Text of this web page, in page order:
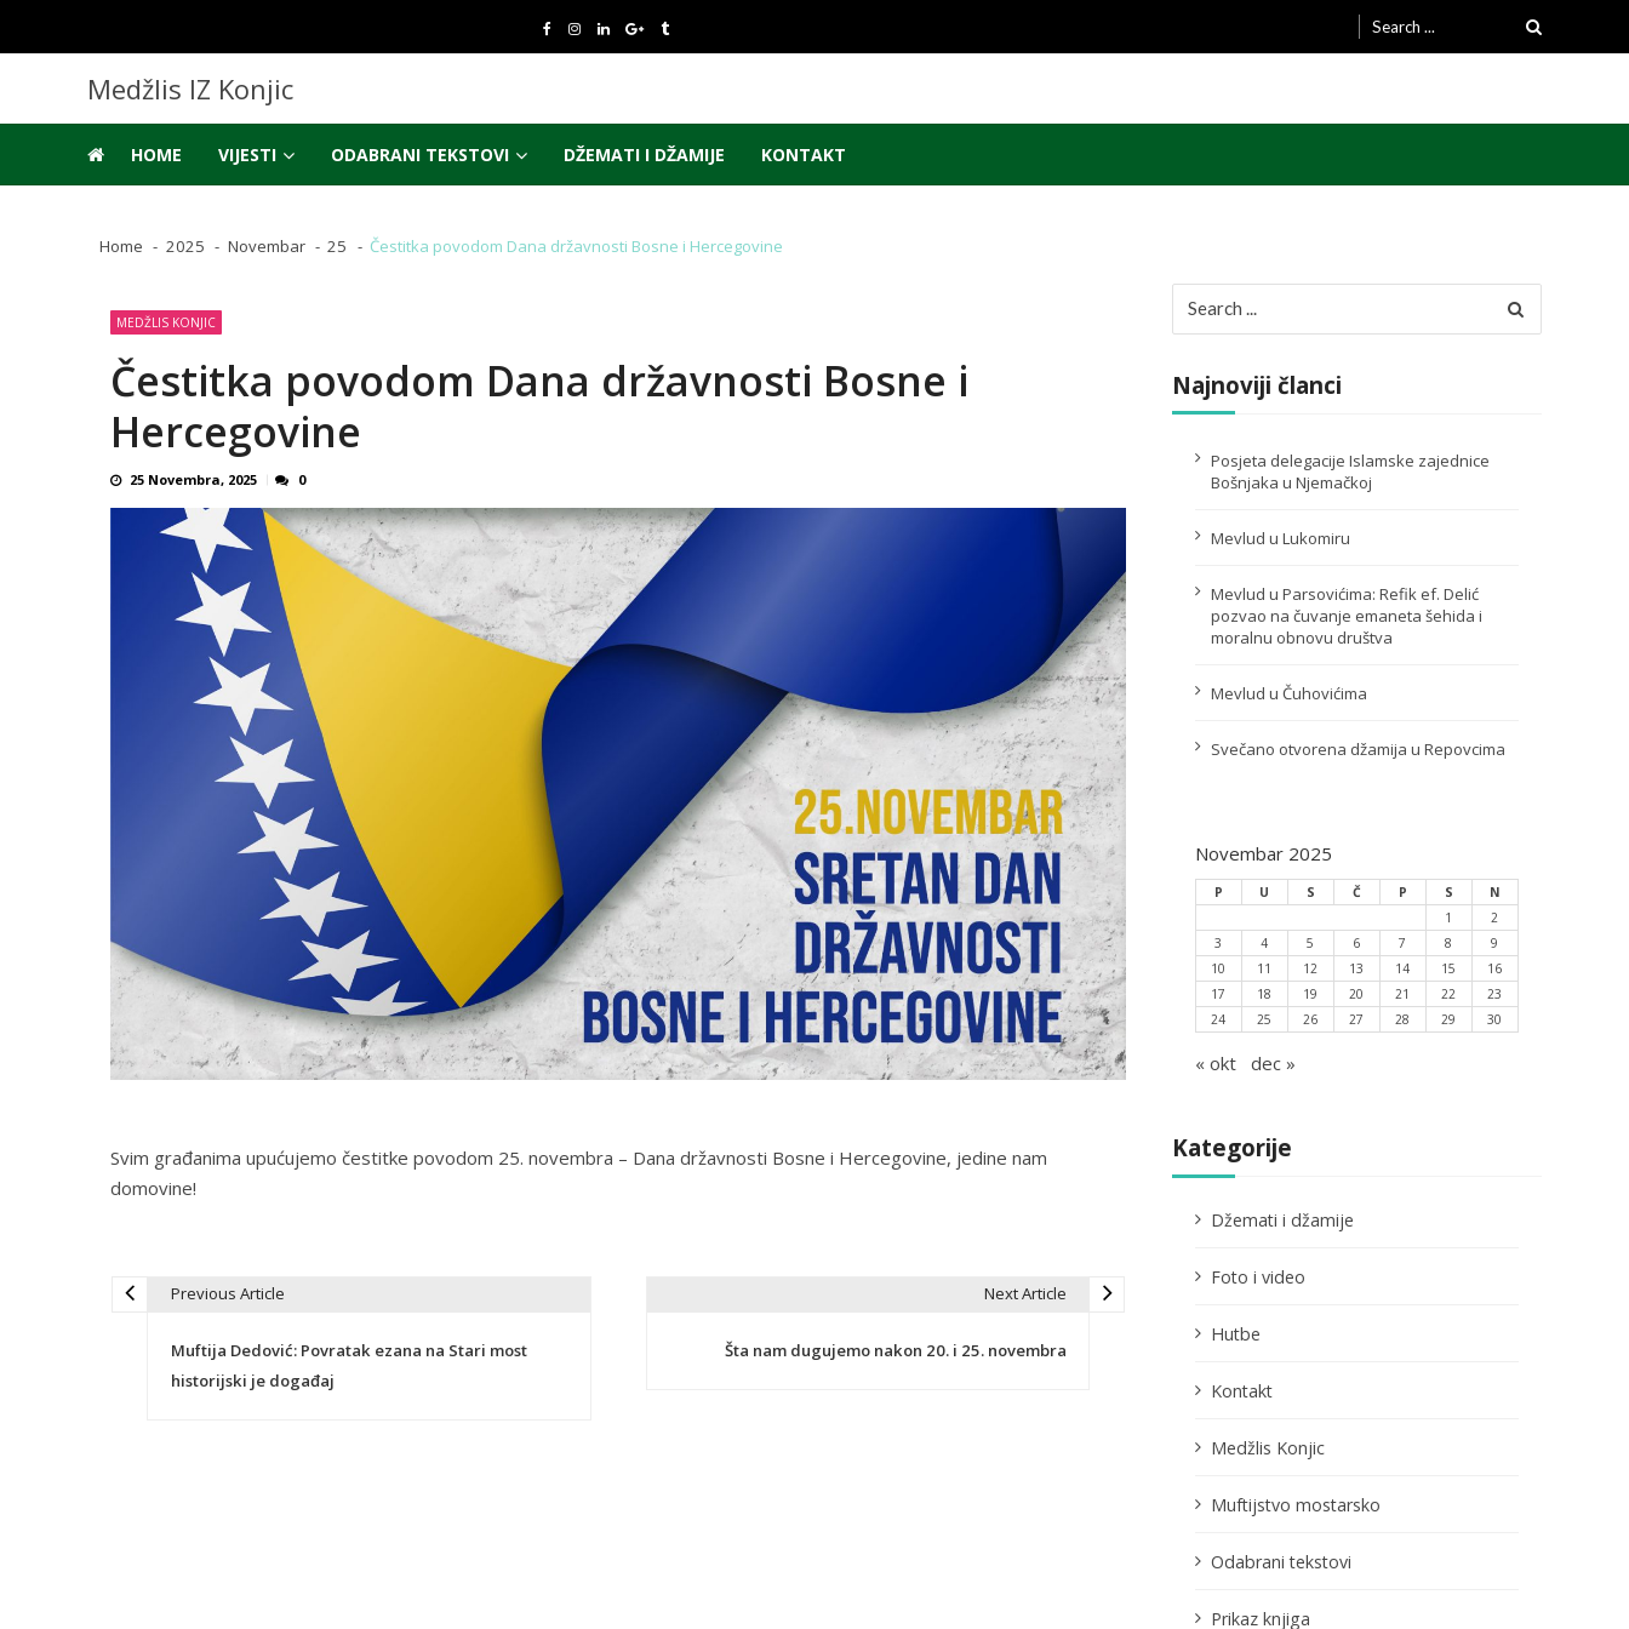
navigation
content
Search
for:
Medžlis IZ Konjic
HOME VIJESTI ODABRANI TEKSTOVI DŽEMATI I DŽAMIJE KONTAKT
Home 2025 Novembar 25 Čestitka povodom Dana državnosti Bosne i Hercegovine
MEDŽLIS KONJIC
Čestitka povodom Dana državnosti Bosne i
Hercegovine
25 Novembra, 2025 0
Svim građanima upućujemo čestitke povodom 25. novembra – Dana državnosti Bosne i Hercegovine, jedine nam
domovine!
Previous Article
Muftija Dedović: Povratak ezana na Stari most
historijski je događaj
Next Article
Šta nam dugujemo nakon 20. i 25. novembra
for:
Najnoviji članci
Posjeta delegacije Islamske zajednice
Bošnjaka u Njemačkoj
Mevlud u Lukomiru
Mevlud u Parsovićima: Refik ef. Delić
pozvao na čuvanje emaneta šehida i
moralnu obnovu društva
Mevlud u Čuhovićima
Svečano otvorena džamija u Repovcima
Novembar 2025
P U S Č P S
N
1
2
3
4 5 6 7 8
9
10
11 12 13 14 15
16
17
18 19 20 21 22
23
24
25 26 27 28 29 30
« okt dec »
Kategorije
Džemati i džamije
Foto i video
Hutbe
Kontakt
Medžlis Konjic
Muftijstvo mostarsko
Odabrani tekstovi
Prikaz knjiga